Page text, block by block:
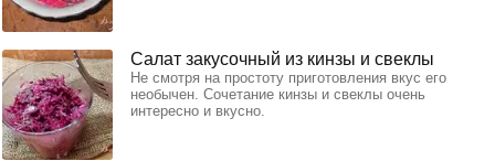
Салат закусочный из кинзы и свеклы
Не смотря на простоту приготовления вкус его
необычен. Сочетание кинзы и свеклы очень
интересно и вкусно.